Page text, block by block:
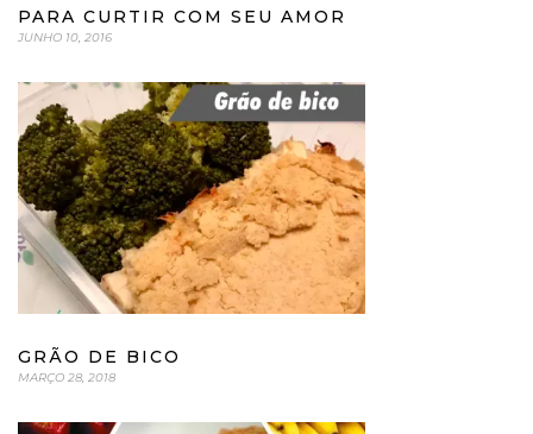
PARA CURTIR COM SEU AMOR
JUNHO 10, 2016
GRÃO DE BICO
MARÇO 28, 2018